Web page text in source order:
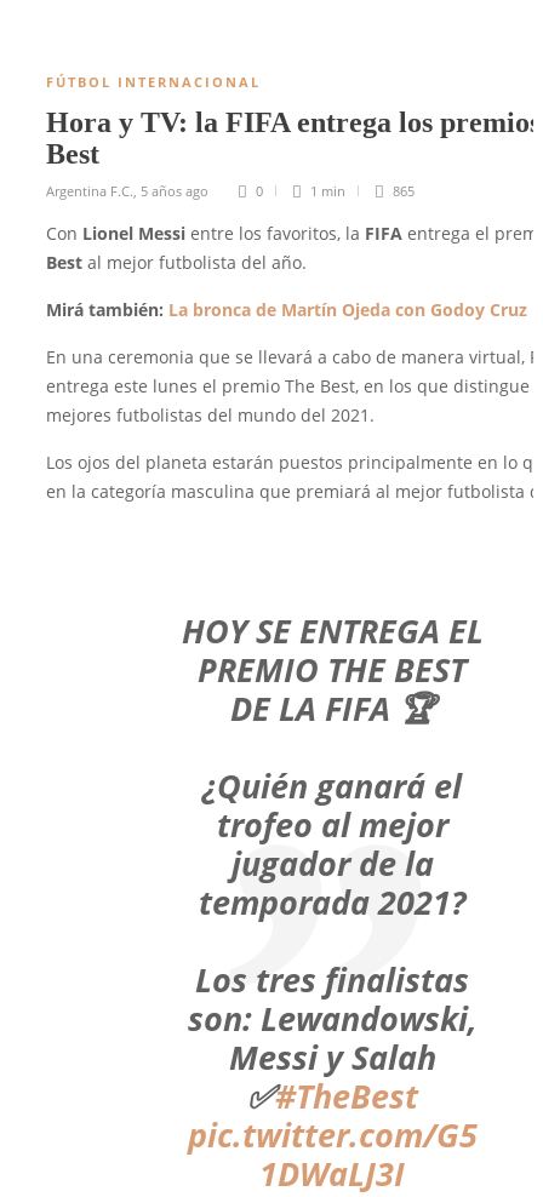
FÚTBOL INTERNACIONAL
Hora y TV: la FIFA entrega los
Best
Argentina F.C., 5 años ago 0 1 min 865
Con Lionel Messi entre los favoritos, la FIFA entrega el
Best al mejor futbolista del año.
Mirá también: La bronca de Martín Ojeda con Godoy Cruz
En una ceremonia que se llevará a cabo de manera virtual,
entrega este lunes el premio The Best, en los que distingue
mejores futbolistas del mundo del 2021.
Los ojos del planeta estarán puestos principalmente en lo
en la categoría masculina que premiará al mejor futbolista
HOY SE ENTREGA EL
PREMIO THE BEST
DE LA FIFA 🏆
¿Quién ganará el
trofeo al mejor
jugador de la
temporada 2021?
Los tres finalistas
son: Lewandowski,
Messi y Salah
✅#TheBest
pic.twitter.com/G5
1DWaLJ3I